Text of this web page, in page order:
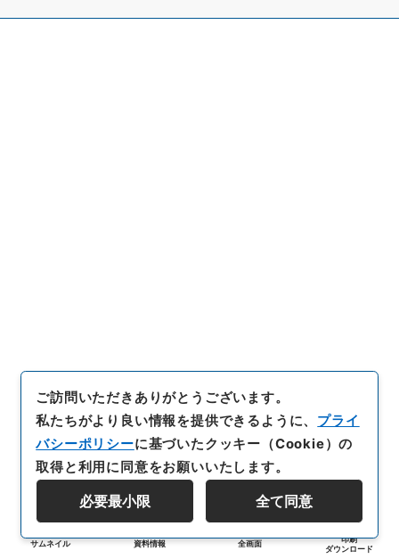
サムネイル 資料情報 全画面
印刷
ダウンロード
ご訪問いただきありがとうございます。
私たちがより良い情報を提供できるように、 プライ
バシーポリシーに基づいたクッキー（Cookie）の
取得と利用に同意をお願いいたします。
必要最小限 全て同意